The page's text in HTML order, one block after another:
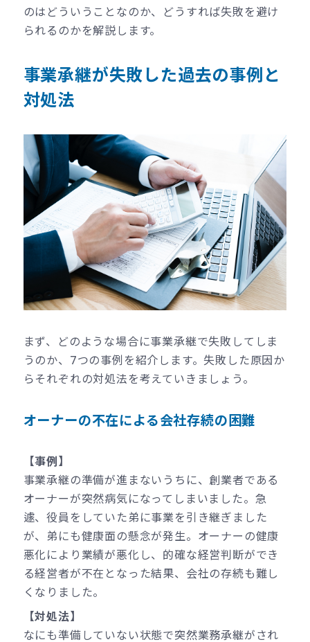
のはどういうことなのか、どうすれば失敗を避け
られるのかを解説します。
事業承継が失敗した過去の事例と
対処法
まず、どのような場合に事業承継で失敗してしま
うのか、7つの事例を紹介します。失敗した原因か
らそれぞれの対処法を考えていきましょう。
オーナーの不在による会社存続の困難
【事例】
事業承継の準備が進まないうちに、創業者である
オーナーが突然病気になってしまいました。急
遽、役員をしていた弟に事業を引き継ぎました
が、弟にも健康面の懸念が発生。オーナーの健康
悪化により業績が悪化し、的確な経営判断ができ
る経営者が不在となった結果、会社の存続も難し
くなりました。
【対処法】
なにも準備していない状態で突然業務承継がされ